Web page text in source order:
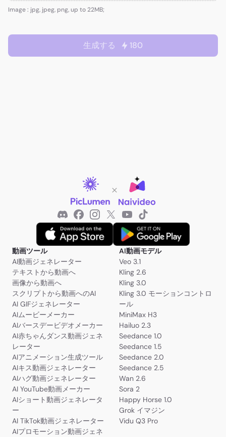
Image : jpg, jpeg, png, up to 22MB;
生成する 180
動画ツール
AI動画ジェネレーター
テキストから動画へ
画像から動画へ
スクリプトから動画へのAI
AI GIFジェネレーター
AIムービーメーカー
AIバースデービデオメーカー
AI赤ちゃんダンス動画ジェネ
レーター
AIアニメーション生成ツール
AIキス動画ジェネレーター
AIハグ動画ジェネレーター
AI YouTube動画メーカー
AIショート動画ジェネレータ
ー
AI TikTok動画ジェネレーター
AIプロモーション動画ジェネ
AI動画モデル
Veo 3.1
Kling 2.6
Kling 3.0
Kling 3.0 モーションコントロ
ール
MiniMax H3
Hailuo 2.3
Seedance 1.0
Seedance 1.5
Seedance 2.0
Seedance 2.5
Wan 2.6
Sora 2
Happy Horse 1.0
Grok イマジン
Vidu Q3 Pro